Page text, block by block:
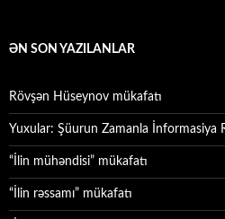
ƏN SON YAZILANLAR
Rövşən Hüseynov mükafatı
Yuxular: Şüurun Zamanla İnformasiya
“İlin mühəndisi” mükafatı
“İlin rəssamı” mükafatı